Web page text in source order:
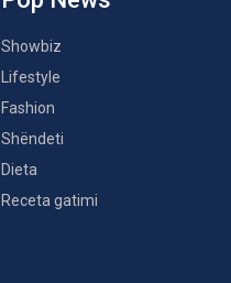
Showbiz
Lifestyle
Fashion
Shëndeti
Dieta
Receta gatimi